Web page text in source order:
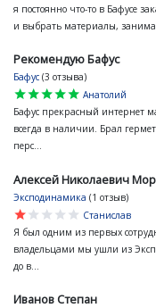
я постоянно что-то в Бафусе
и выбрать материалы,
Рекомендую Бафус
Бафус (3 отзыва)
star
star
star
star
star
Анатолий
Бафус прекрасный интернет
всегда в наличии. Брал
перс...
Алексей Николаевич
Эксподинамика (1 отзыв)
star
star
star
star
star
Станислав
Я был одним из первых
владельцами мы ушли из
до в...
Иванов Степан